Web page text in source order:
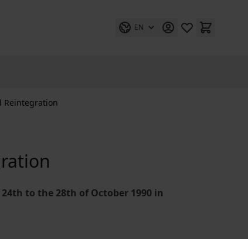
EN
Reintegration
to the 28th of October 1990 in